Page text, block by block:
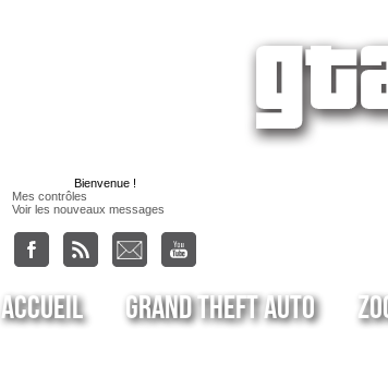
Bienvenue !
Mes contrôles
Voir les nouveaux messages
Accueil Grand Theft Auto